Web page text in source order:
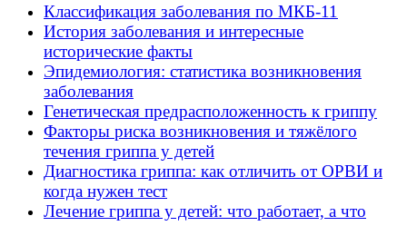
Классификация заболевания по МКБ-11
История заболевания и интересные
исторические факты
Эпидемиология: статистика возникновения
заболевания
Генетическая предрасположенность к гриппу
Факторы риска возникновения и тяжёлого
течения гриппа у детей
Диагностика гриппа: как отличить от ОРВИ и
когда нужен тест
Лечение гриппа у детей: что работает, а что